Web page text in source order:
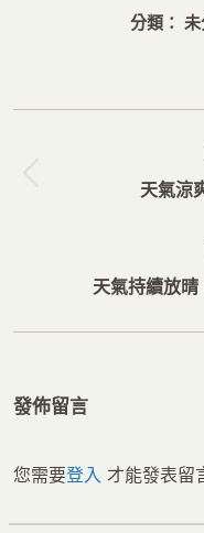
分類：
天氣涼
天氣持續放
發佈留言
您需要登入 才能發表留